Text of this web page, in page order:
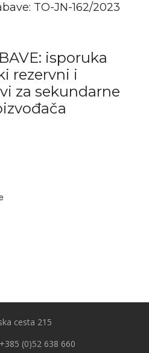
TO-JN-162/2023
isporuka
rezervni i
za sekundarne
cesta 215
(0)52 638 660